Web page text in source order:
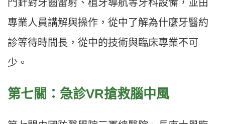
門針對牙齒雷射、植牙導航等牙科設備，並由
專業人員講解與操作，從中了解為什麼牙醫約
診等待時間長，從中的技術與臨床專業不可
少。
第七關：急診VR搶救腦中風